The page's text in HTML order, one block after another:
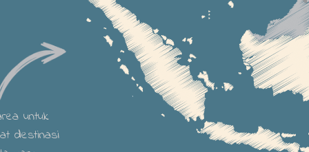
untuk
destinasi